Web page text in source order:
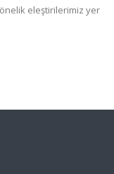
eleştirilerimiz yer